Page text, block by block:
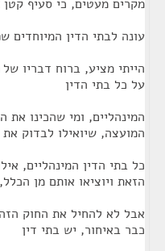
מקרים מעטים, כי סעיף קטן
עונה לבתי הדין המיוחדים
הייתי מציע, ברוח דבריו
על כל בתי הדין
המינהליים, ומי שהכינו
המועצה, שיואילו לבדוק את
כל בתי הדין המינהליים,
הזאת ויוציאו אותם מן הכלל,
אבל לא להחיל את החוק
כבר באיחור, יש בתי דין